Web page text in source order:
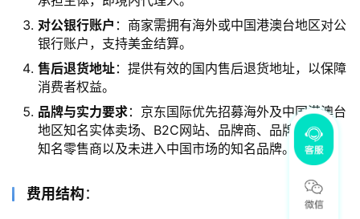
对公银行账户 ：商家需拥有海外或中国港澳台地区对公
银行账户，支持美金结算。
售后退货地址：提供有效的国内售后退货地址，以保障
消费者权益。
品牌与实力要求：京东国际优先招募海外及中国港澳台
地区知名实体卖场、B2C网站、品牌商、品牌代理商、
知名零售商以及未进入中国市场的知名品牌。
费用结构：